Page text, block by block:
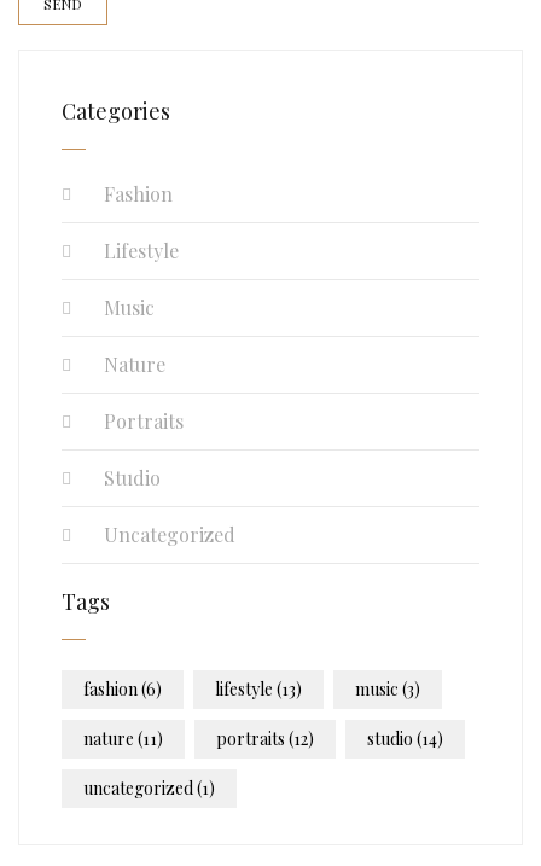
Categories
Fashion
Lifestyle
Music
Nature
Portraits
Studio
Uncategorized
Tags
fashion(6) lifestyle (13) music (3)
nature (11) portraits (12) studio (14)
uncategorized(1)